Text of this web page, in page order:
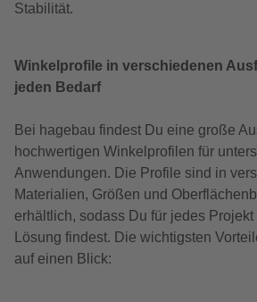
Stabilität.
Winkelprofile in verschiedenen
jeden Bedarf
Bei hagebau findest Du eine große
hochwertigen Winkelprofilen für
Anwendungen. Die Profile sind in
Materialien, Größen und
erhältlich, sodass Du für jedes
Lösung findest. Die wichtigsten
auf einen Blick: